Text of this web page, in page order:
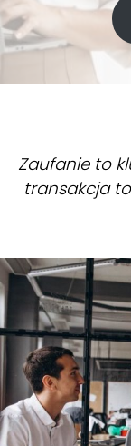
Zaufanie to
transakcja